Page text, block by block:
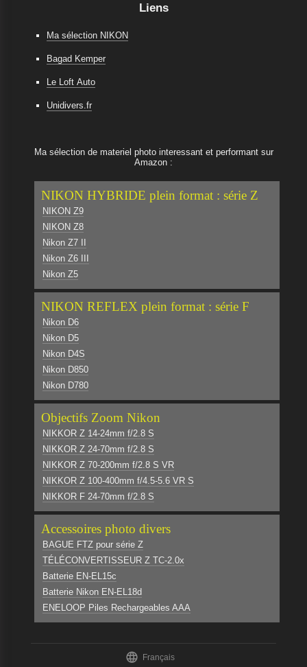
Liens
Ma sélection NIKON
Bagad Kemper
Le Loft Auto
Unidivers.fr
Ma sélection de materiel photo interessant et performant sur
Amazon :
NIKON HYBRIDE plein format : série Z
NIKON Z9
NIKON Z8
Nikon Z7 II
Nikon Z6 III
Nikon Z5
NIKON REFLEX plein format : série F
Nikon D6
Nikon D5
Nikon D4S
Nikon D850
Nikon D780
Objectifs Zoom Nikon
NIKKOR Z 14-24mm f/2.8 S
NIKKOR Z 24-70mm f/2.8 S
NIKKOR Z 70-200mm f/2.8 S VR
NIKKOR Z 100-400mm f/4.5-5.6 VR S
NIKKOR F 24-70mm f/2.8 S
Accessoires photo divers
BAGUE FTZ pour série Z
TÉLÉCONVERTISSEUR Z TC-2.0x
Batterie EN-EL15c
Batterie Nikon EN-EL18d
ENELOOP Piles Rechargeables AAA
 Français